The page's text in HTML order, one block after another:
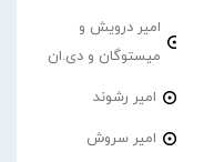
امیر درویش و
میستوگان و دی.ان
امیر رشوند
امیر سروش